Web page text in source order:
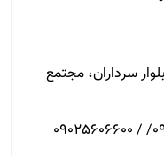
سرداران، مجتمع